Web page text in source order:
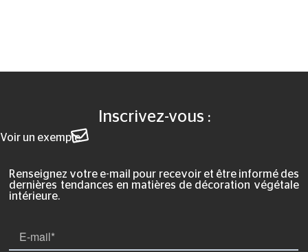
Inscrivez-vous :
Voir un exemple
Renseignez votre e-mail pour recevoir et être informé des
dernières tendances en matières de décoration végétale
intérieure.